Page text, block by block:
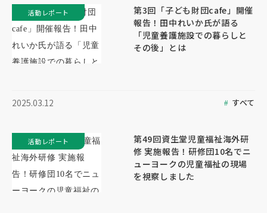
第3回「子ども財団cafe」開催
報告！田中れいか氏が語る
「児童養護施設での暮らしと
その後」とは
2025.03.12 すべて
活動レポート
第49回資生堂児童福祉海外研
修 実施報告！研修団10名でニ
ューヨークの児童福祉の現場
を視察しました
活動レポート